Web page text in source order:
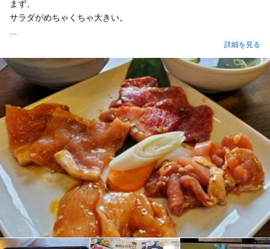
まず、
サラダがめちゃくちゃ大きい。
詳細を見る